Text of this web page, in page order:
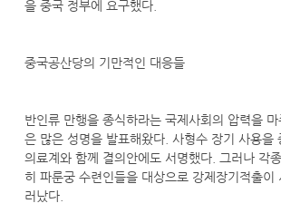
을 중국 정부에 요구했다.
중국공산당의 기만적인 대응들
반인류 만행을 종식하라는 국제사회의 압력을
은 많은 성명을 발표해왔다. 사형수 장기 사용을
의료계와 함께 결의안에도 서명했다. 그러나 각
히 파룬궁 수련인들을 대상으로 강제장기적출이
러났다.